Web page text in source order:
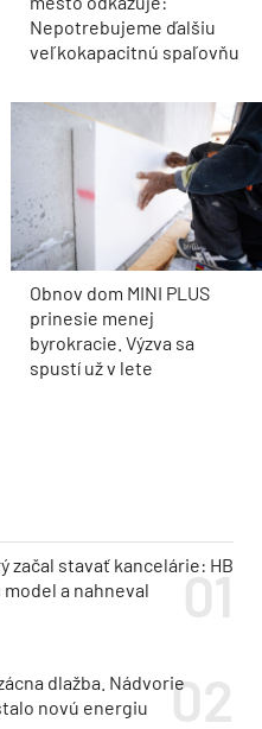
Nepotrebujeme ďalšiu
veľkokapacitnú spaľovňu
Obnov dom MINI PLUS
prinesie menej
byrokracie. Výzva sa
spustí už v lete
začal stavať kancelárie: HB
a nahneval
dlažba. Nádvorie
novú energiu